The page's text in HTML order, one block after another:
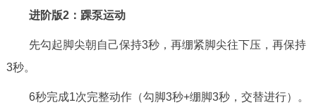
进阶版2：踝泵运动
先勾起脚尖朝自己保持3秒，再绷紧脚尖往下压，再保持
3秒。
6秒完成1次完整动作（勾脚3秒+绷脚3秒，交替进行）。